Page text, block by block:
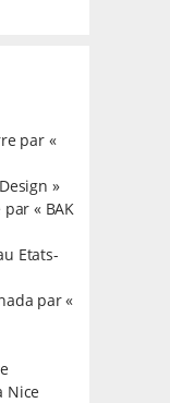
par «
»
« BAK
Etats-
par «
Nice